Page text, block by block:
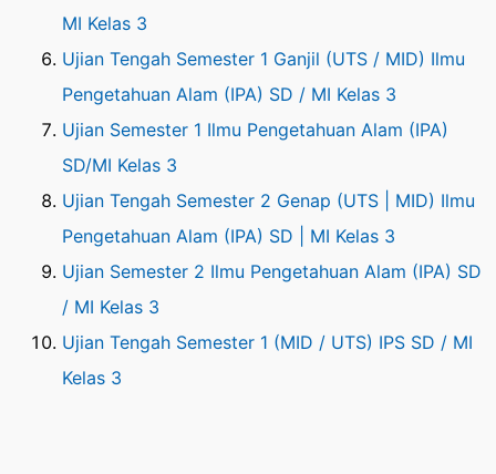
MI Kelas 3
Ujian Tengah Semester 1 Ganjil (UTS / MID) Ilmu
Pengetahuan Alam (IPA) SD / MI Kelas 3
Ujian Semester 1 Ilmu Pengetahuan Alam (IPA)
SD/MI Kelas 3
Ujian Tengah Semester 2 Genap (UTS | MID) Ilmu
Pengetahuan Alam (IPA) SD | MI Kelas 3
Ujian Semester 2 Ilmu Pengetahuan Alam (IPA) SD
/ MI Kelas 3
Ujian Tengah Semester 1 (MID / UTS) IPS SD / MI
Kelas 3